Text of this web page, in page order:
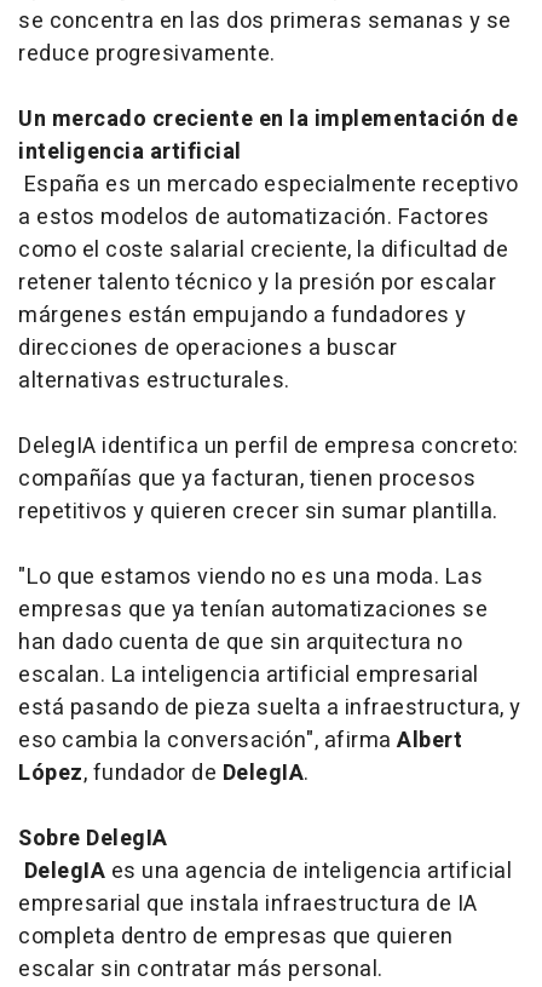
se concentra en las dos primeras semanas y se
reduce progresivamente.
Un mercado creciente en la implementación de
inteligencia artificial
España es un mercado especialmente receptivo
a estos modelos de automatización. Factores
como el coste salarial creciente, la dificultad de
retener talento técnico y la presión por escalar
márgenes están empujando a fundadores y
direcciones de operaciones a buscar
alternativas estructurales.
DelegIA identifica un perfil de empresa concreto:
compañías que ya facturan, tienen procesos
repetitivos y quieren crecer sin sumar plantilla.
"Lo que estamos viendo no es una moda. Las
empresas que ya tenían automatizaciones se
han dado cuenta de que sin arquitectura no
escalan. La inteligencia artificial empresarial
está pasando de pieza suelta a infraestructura, y
eso cambia la conversación", afirma Albert
López, fundador de DelegIA.
Sobre DelegIA
DelegIA es una agencia de inteligencia artificial
empresarial que instala infraestructura de IA
completa dentro de empresas que quieren
escalar sin contratar más personal.